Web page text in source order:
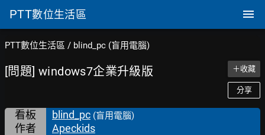
PTT數位生活區
PTT數位生活區 / blind_pc (盲用電腦)
[問題] windows7企業升級版 ＋收藏
分享
看板 blind_pc (盲用電腦)
作者
Apeckids